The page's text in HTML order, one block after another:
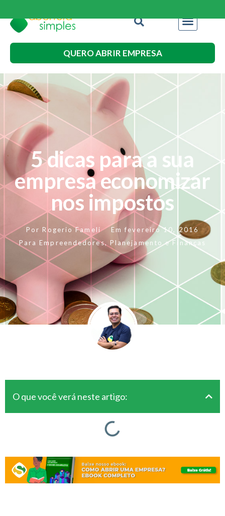
QUERO ABRIR EMPRESA
5 dicas para a sua
empresa economizar
nos impostos
Por Rogerio Fameli Em fevereiro 10, 2016
Para Empreendedores, Planejamento e Finanças
O que você verá neste artigo: